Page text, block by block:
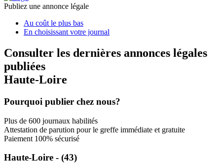
Publiez une annonce légale
Au coût le plus bas
En choisissant votre journal
Consulter les dernières annonces légales
publiées
Haute-Loire
Pourquoi publier chez nous?
Plus de 600 journaux habilités
Attestation de parution pour le greffe immédiate et gratuite
Paiement 100% sécurisé
Haute-Loire - (43)